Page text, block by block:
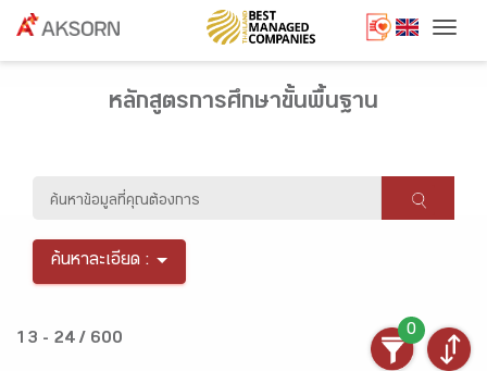
หลักสูตรการศึกษาขั้นพื้นฐาน
ค้นหาละเอียด :
13 - 24 / 600
0